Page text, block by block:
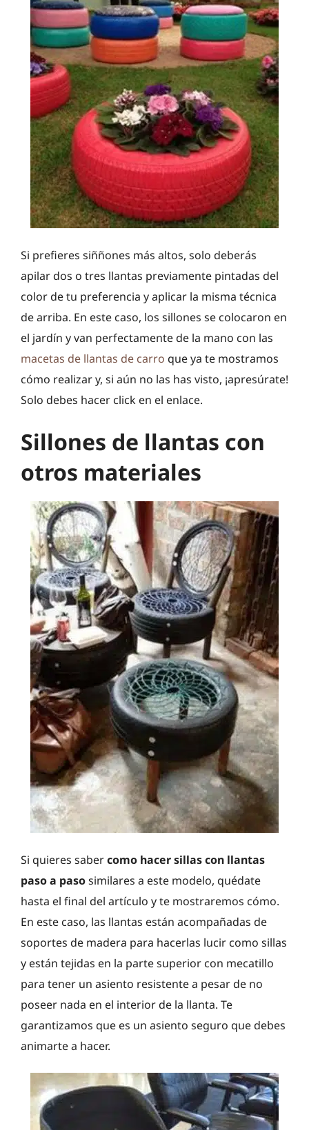
Si prefieres siññones más altos, solo deberás
apilar dos o tres llantas previamente pintadas del
color de tu preferencia y aplicar la misma técnica
de arriba. En este caso, los sillones se colocaron en
el jardín y van perfectamente de la mano con las
macetas de llantas de carro que ya te mostramos
cómo realizar y, si aún no las has visto, ¡apresúrate!
Solo debes hacer click en el enlace.
Sillones de llantas con
otros materiales
Si quieres sabercomo hacer sillas con llantas
paso a pasosimilares a este modelo, quédate
hasta el final del artículo y te mostraremos cómo.
En este caso, las llantas están acompañadas de
soportes de madera para hacerlas lucir como sillas
y están tejidas en la parte superior con mecatillo
para tener un asiento resistente a pesar de no
poseer nada en el interior de la llanta. Te
garantizamos que es un asiento seguro que debes
animarte a hacer.